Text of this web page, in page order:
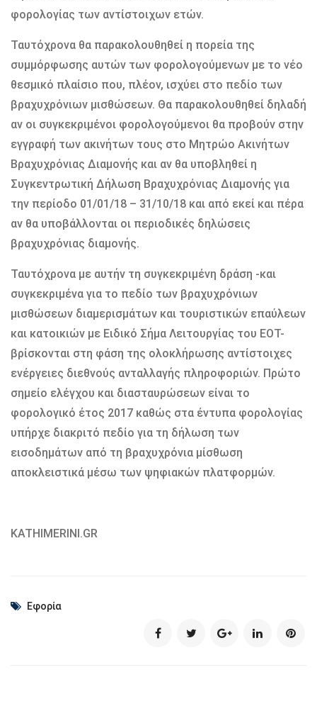
φορολογίας των αντίστοιχων ετών.
Ταυτόχρονα θα παρακολουθηθεί η πορεία της
συμμόρφωσης αυτών των φορολογούμενων με το νέο
θεσμικό πλαίσιο που, πλέον, ισχύει στο πεδίο των
βραχυχρόνιων μισθώσεων. Θα παρακολουθηθεί δηλαδή
αν οι συγκεκριμένοι φορολογούμενοι θα προβούν στην
εγγραφή των ακινήτων τους στο Μητρώο Ακινήτων
Βραχυχρόνιας Διαμονής και αν θα υποβληθεί η
Συγκεντρωτική Δήλωση Βραχυχρόνιας Διαμονής για
την περίοδο 01/01/18 – 31/10/18 και από εκεί και πέρα
αν θα υποβάλλονται οι περιοδικές δηλώσεις
βραχυχρόνιας διαμονής.
Ταυτόχρονα με αυτήν τη συγκεκριμένη δράση -και
συγκεκριμένα για το πεδίο των βραχυχρόνιων
μισθώσεων διαμερισμάτων και τουριστικών επαύλεων
και κατοικιών με Ειδικό Σήμα Λειτουργίας του ΕΟΤ-
βρίσκονται στη φάση της ολοκλήρωσης αντίστοιχες
ενέργειες διεθνούς ανταλλαγής πληροφοριών. Πρώτο
σημείο ελέγχου και διασταυρώσεων είναι το
φορολογικό έτος 2017 καθώς στα έντυπα φορολογίας
υπήρχε διακριτό πεδίο για τη δήλωση των
εισοδημάτων από τη βραχυχρόνια μίσθωση
αποκλειστικά μέσω των ψηφιακών πλατφορμών.
KATHIMERINI.GR
Εφορία